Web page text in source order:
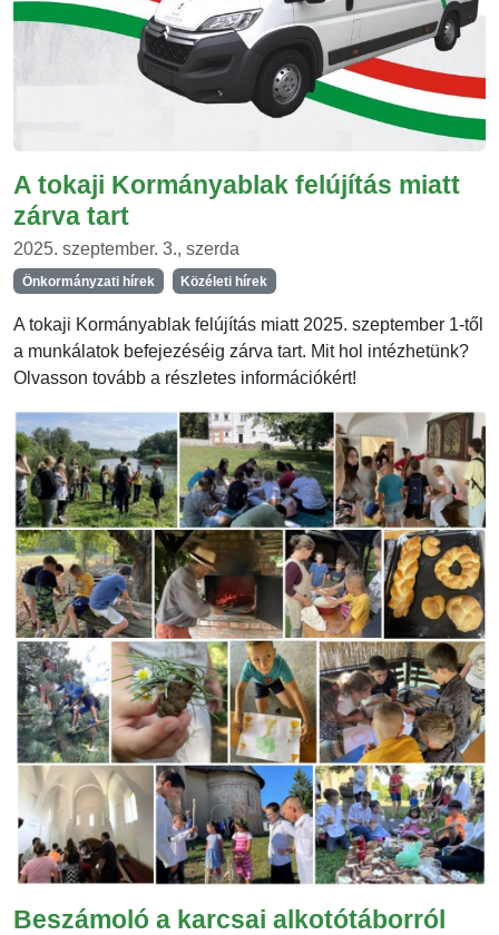
A tokaji Kormányablak felújítás miatt
zárva tart
2025. szeptember. 3., szerda
Önkormányzati hírek Közéleti hírek
A tokaji Kormányablak felújítás miatt 2025. szeptember 1-től
a munkálatok befejezéséig zárva tart. Mit hol intézhetünk?
Olvasson tovább a részletes információkért!
Beszámoló a karcsai alkotótáborról